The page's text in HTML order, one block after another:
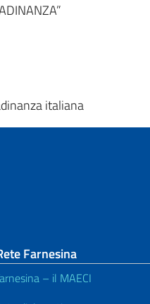
italiana
Farnesina
– il MAECI